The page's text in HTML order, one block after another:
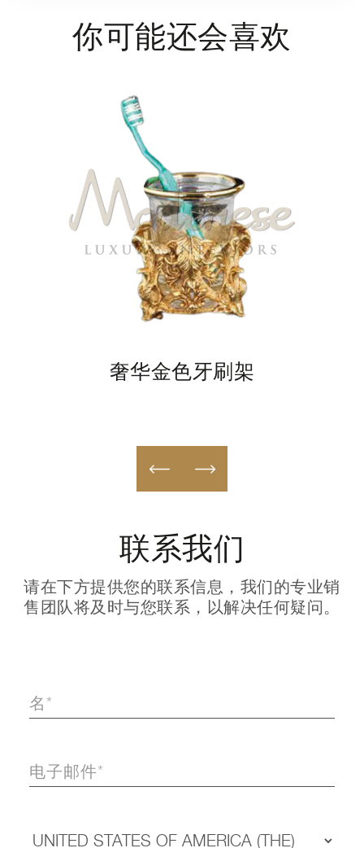
你可能还会喜欢
奢华金色牙刷架
联系我们
请在下方提供您的联系信息，我们的专业销
售团队将及时与您联系，以解决任何疑问。